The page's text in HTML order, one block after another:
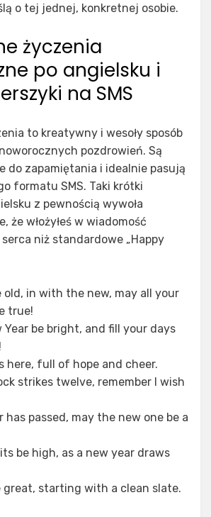
o tej jednej, konkretnej osobie.
życzenia
po angielsku i
na SMS
to kreatywny i wesoły sposób
pozdrowień. Są
do zapamiętania i idealnie pasują
formatu SMS. Taki krótki
z pewnością wywoła
że włożyłeś w wiadomość
niż standardowe „Happy
in with the new, may all your
true!
Year be bright, and fill your days
here, full of hope and cheer.
strikes twelve, remember I wish
has passed, may the new one be a
be high, as a new year draws
great, starting with a clean slate.